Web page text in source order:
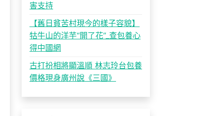
害支持
【舊日貧苦村現今的樣子容貌】
牯牛山的洋芋“開了花”_查包養心
得中國網
古打扮相將顯溫順 林志玲台包養
價格現身廣州說《三國》